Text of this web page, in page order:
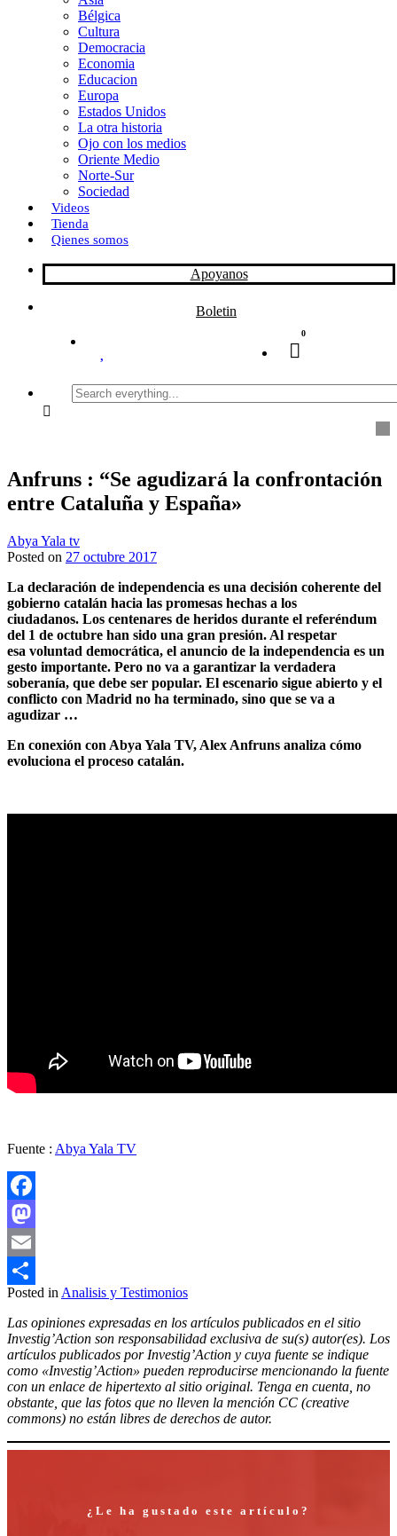
i
r
Bélgica
Cultura
Democracia
Economia
Educacion
Europa
Estados Unidos
La otra historia
Ojo con los medios
Oriente Medio
Norte-Sur
Sociedad
Videos
Tienda
Qienes somos
Apoyanos
Boletin
0
Search
everything...
Anfruns : “Se agudizará la confrontación
entre Cataluña y España»
Abya Yala tv
Posted on 27 octubre 2017
La declaración de independencia es una decisión coherente del
gobierno catalán hacia las promesas hechas a los
ciudadanos. Los centenares de heridos durante el referéndum
del 1 de octubre han sido una gran presión. Al respetar
esa voluntad democrática, el anuncio de la independencia es un
gesto importante. Pero no va a garantizar la verdadera
soberanía, que debe ser popular. El escenario sigue abierto y el
conflicto con Madrid no ha terminado, sino que se va a
agudizar …
En conexión con Abya Yala TV, Alex Anfruns analiza cómo
evoluciona el proceso catalán.
Fuente : Abya Yala TV
Facebook
Mastodon
Email
Compartir
Posted in Analisis y Testimonios
Las opiniones expresadas en los artículos publicados en el sitio
Investig’Action son responsabilidad exclusiva de su(s) autor(es). Los
artículos publicados por Investig’Action y cuya fuente se indique
como «Investig’Action» pueden reproducirse mencionando la fuente
con un enlace de hipertexto al sitio original. Tenga en cuenta, no
obstante, que las fotos que no lleven la mención CC (creative
commons) no están libres de derechos de autor.
¿Le ha gustado este artículo?